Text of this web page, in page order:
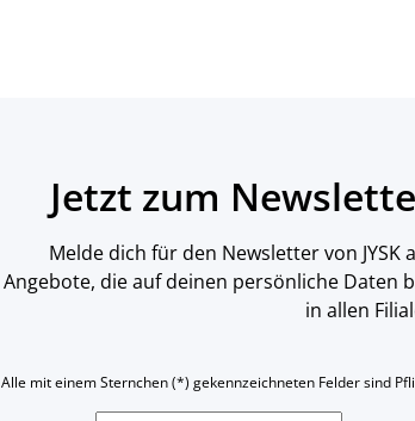
Jetzt zum
Melde dich für den Newsletter von
Angebote, die auf deinen persönliche Daten
in allen
Alle mit einem Sternchen (*) gekennzeichneten Felder sind